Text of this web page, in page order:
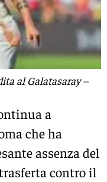
al Galatasaray –
a
che ha
assenza del
contro il